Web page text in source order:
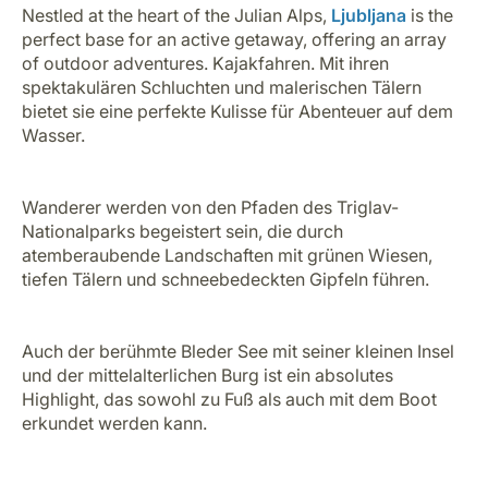
Nestled at the heart of the Julian Alps, Ljubljana is the
perfect base for an active getaway, offering an array
of outdoor adventures. Kajakfahren. Mit ihren
spektakulären Schluchten und malerischen Tälern
bietet sie eine perfekte Kulisse für Abenteuer auf dem
Wasser.
Wanderer werden von den Pfaden des Triglav-
Nationalparks begeistert sein, die durch
atemberaubende Landschaften mit grünen Wiesen,
tiefen Tälern und schneebedeckten Gipfeln führen.
Auch der berühmte Bleder See mit seiner kleinen Insel
und der mittelalterlichen Burg ist ein absolutes
Highlight, das sowohl zu Fuß als auch mit dem Boot
erkundet werden kann.